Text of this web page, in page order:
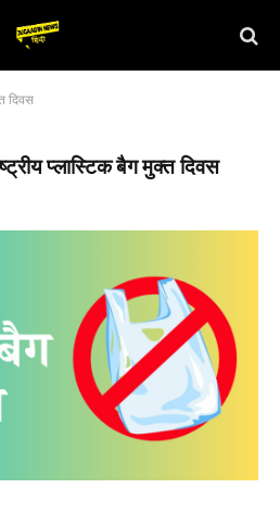
दिवस
प्लास्टिक बैग मुक्त दिवस